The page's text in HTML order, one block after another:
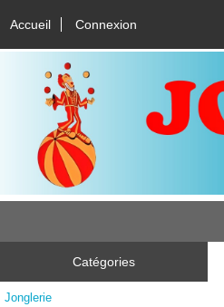
Accueil Connexion
Catégories
Jonglerie